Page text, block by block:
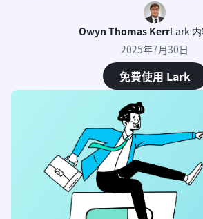
Owyn Thomas KerrLark
2025年7月30日
免費使用 Lark